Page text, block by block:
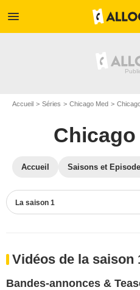
menu
Accueil Séries Chicago Med
Chicago
Accueil Saisons et
La saison 1
Vidéos de la saison
Bandes-annonces &